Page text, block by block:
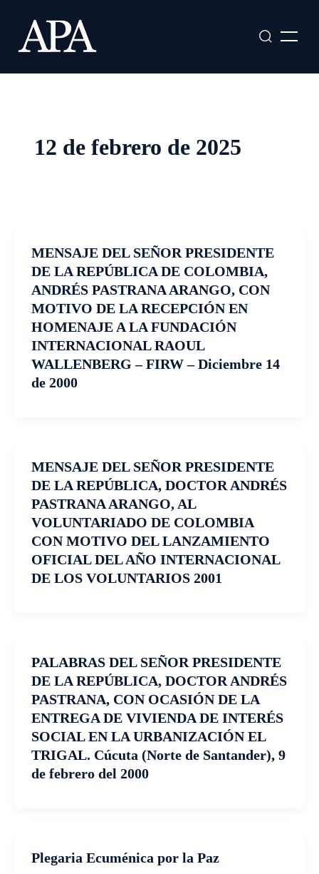
contenido
12 de febrero de 2025
MENSAJE DEL SEÑOR PRESIDENTE
DE LA REPÚBLICA DE COLOMBIA,
ANDRÉS PASTRANA ARANGO, CON
MOTIVO DE LA RECEPCIÓN EN
HOMENAJE A LA FUNDACIÓN
INTERNACIONAL RAOUL
WALLENBERG – FIRW – Diciembre 14
de 2000
MENSAJE DEL SEÑOR PRESIDENTE
DE LA REPÚBLICA, DOCTOR ANDRÉS
PASTRANA ARANGO, AL
VOLUNTARIADO DE COLOMBIA
CON MOTIVO DEL LANZAMIENTO
OFICIAL DEL AÑO INTERNACIONAL
DE LOS VOLUNTARIOS 2001
PALABRAS DEL SEÑOR PRESIDENTE
DE LA REPÚBLICA, DOCTOR ANDRÉS
PASTRANA, CON OCASIÓN DE LA
ENTREGA DE VIVIENDA DE INTERÉS
SOCIAL EN LA URBANIZACIÓN EL
TRIGAL. Cúcuta (Norte de Santander), 9
de febrero del 2000
Plegaria Ecuménica por la Paz